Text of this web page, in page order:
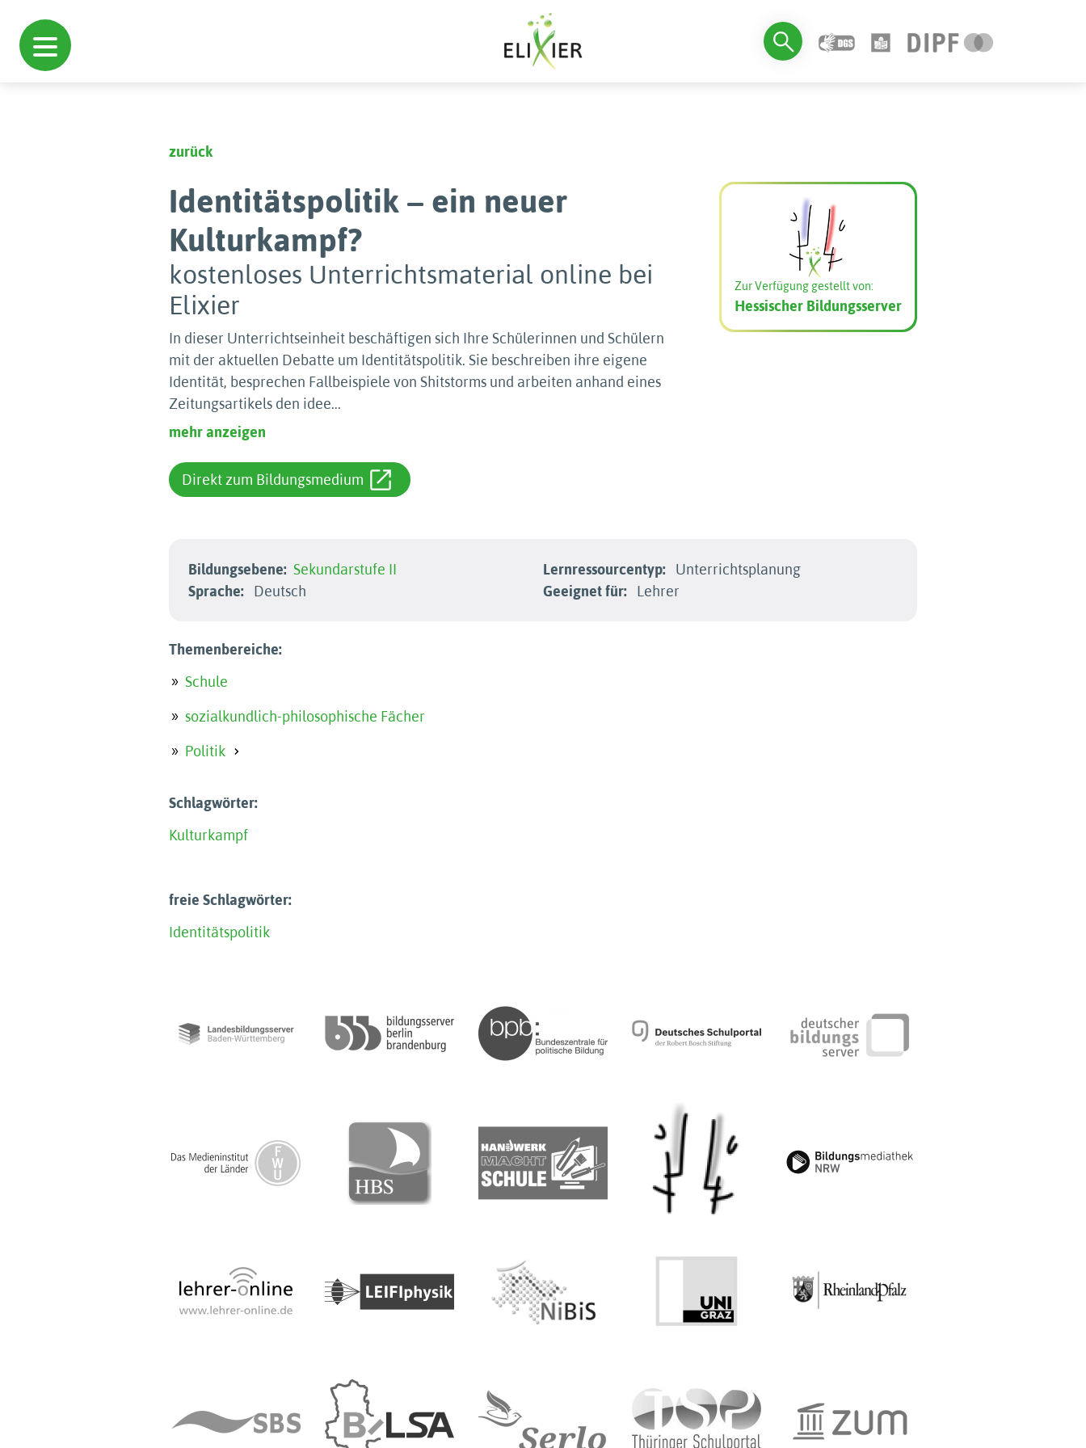
zurück
Identitätspolitik – ein neuer
Kulturkampf?
kostenloses Unterrichtsmaterial online bei
Elixier
In dieser Unterrichtseinheit beschäftigen sich Ihre Schülerinnen und Schülern
mit der aktuellen Debatte um Identitäts­politik. Sie beschreiben ihre eigene
Identität, besprechen Fall­beispiele von Shitstorms und arbeiten anhand eines
Zeitungs­artikels den idee...
mehr anzeigen
Direkt zum Bildungsmedium
Zur Verfügung gestellt von:
Hessischer Bildungsserver
Bildungsebene: Sekundarstufe II
Sprache:
Deutsch
Lernressourcentyp:
Unterrichtsplanung
Geeignet für:
Lehrer
Themenbereiche:
Schule
sozialkundlich-philosophische Fächer
Politik
Schlagwörter:
Kulturkampf
freie Schlagwörter:
Identitätspolitik